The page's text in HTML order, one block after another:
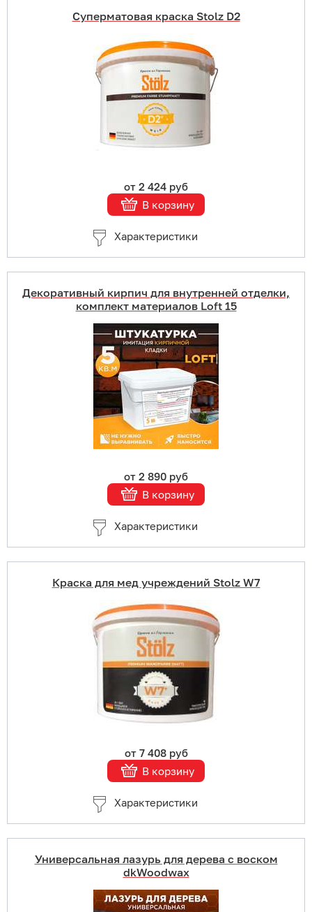
Суперматовая краска Stolz D2
от 2 424 руб
В корзину
Характеристики
В корзину
Подробнее
Декоративный кирпич для внутренней отделки,
комплект материалов Loft 15
от 2 890 руб
В корзину
Характеристики
Купить в 1 клик
В корзину
Подробнее
Краска для мед учреждений Stolz W7
от 7 408 руб
В корзину
Характеристики
Купить в 1 клик
В корзину
Подробнее
Универсальная лазурь для дерева с воском
dkWoodwax
Купить в 1 клик